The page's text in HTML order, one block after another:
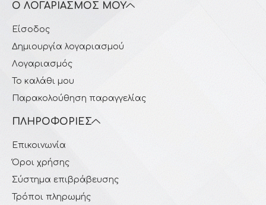
Ο ΛΟΓΑΡΙΑΣΜΌΣ ΜΟΥ
Είσοδος
Δημιουργία λογαριασμού
Λογαριασμός
Το καλάθι μου
Παρακολούθηση παραγγελίας
ΠΛΗΡΟΦΟΡΊΕΣ
Επικοινωνία
Όροι χρήσης
Σύστημα επιβράβευσης
Τρόποι πληρωμής